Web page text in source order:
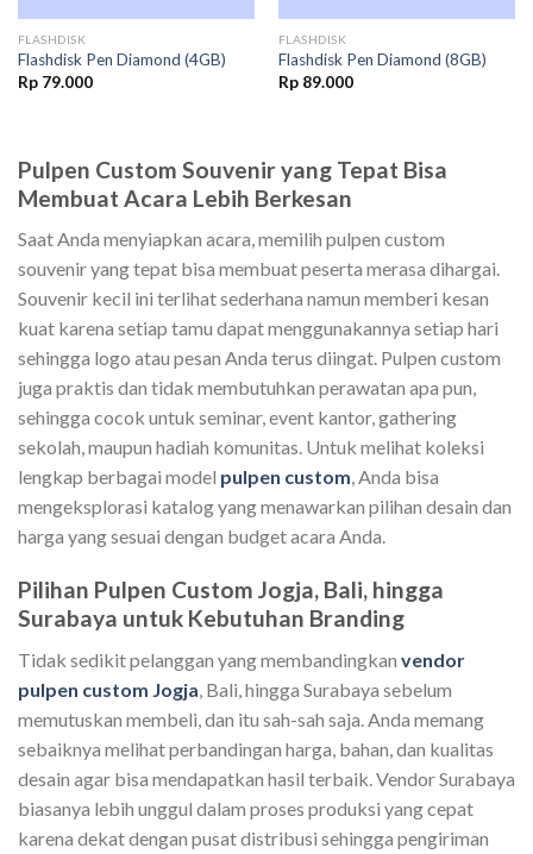
FLASHDISK
Flashdisk Pen Diamond (4GB)
Rp79.000
FLASHDISK
Flashdisk Pen Diamond (8GB)
Rp89.000
Pulpen Custom Souvenir yang Tepat Bisa
Membuat Acara Lebih Berkesan
Saat Anda menyiapkan acara, memilih pulpen custom
souvenir yang tepat bisa membuat peserta merasa dihargai.
Souvenir kecil ini terlihat sederhana namun memberi kesan
kuat karena setiap tamu dapat menggunakannya setiap hari
sehingga logo atau pesan Anda terus diingat. Pulpen custom
juga praktis dan tidak membutuhkan perawatan apa pun,
sehingga cocok untuk seminar, event kantor, gathering
sekolah, maupun hadiah komunitas. Untuk melihat koleksi
lengkap berbagai model pulpen custom, Anda bisa
mengeksplorasi katalog yang menawarkan pilihan desain dan
harga yang sesuai dengan budget acara Anda.
Pilihan Pulpen Custom Jogja, Bali, hingga
Surabaya untuk Kebutuhan Branding
Tidak sedikit pelanggan yang membandingkan vendor
pulpen custom Jogja , Bali, hingga Surabaya sebelum
memutuskan membeli, dan itu sah-sah saja. Anda memang
sebaiknya melihat perbandingan harga, bahan, dan kualitas
desain agar bisa mendapatkan hasil terbaik. Vendor Surabaya
biasanya lebih unggul dalam proses produksi yang cepat
karena dekat dengan pusat distribusi sehingga pengiriman